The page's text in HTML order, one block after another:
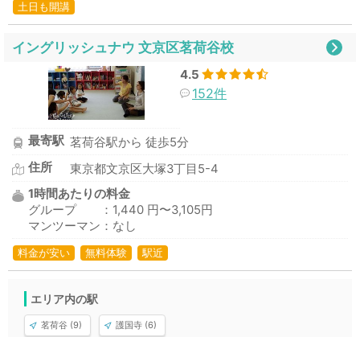
土日も開講
イングリッシュナウ 文京区茗荷谷校
4.5
152件
最寄駅 茗荷谷駅から 徒歩5分
住所
東京都文京区大塚3丁目5-4
1時間あたりの料金
グループ ：1,440 円〜3,105円
マンツーマン：なし
料金が安い 無料体験 駅近
エリア内の駅
茗荷谷 (9) 護国寺 (6)